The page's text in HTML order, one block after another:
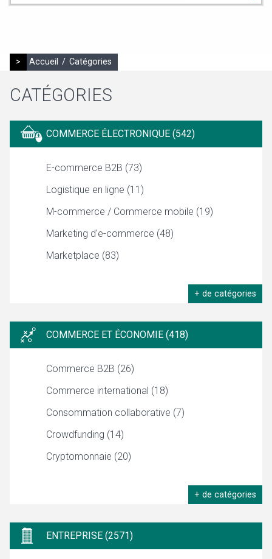
> Accueil / Catégories
CATÉGORIES
COMMERCE ÉLECTRONIQUE (542)
E-commerce B2B (73)
Logistique en ligne (11)
M-commerce / Commerce mobile (19)
Marketing d'e-commerce (48)
Marketplace (83)
+ de catégories
COMMERCE ET ÉCONOMIE (418)
Commerce B2B (26)
Commerce international (18)
Consommation collaborative (7)
Crowdfunding (14)
Cryptomonnaie (20)
+ de catégories
ENTREPRISE (2571)